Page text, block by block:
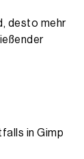
desto mehr
in Gimp